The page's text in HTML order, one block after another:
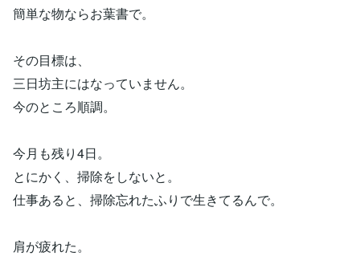
簡単な物ならお葉書で。
その目標は、
三日坊主にはなっていません。
今のところ順調。
今月も残り4日。
とにかく、掃除をしないと。
仕事あると、掃除忘れたふりで生きてるんで。
肩が疲れた。